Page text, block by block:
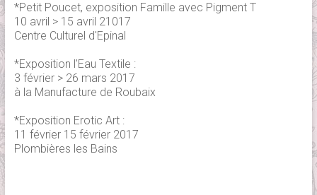
*Petit Poucet, exposition Famille avec Pigment T
10 avril > 15 avril 21017
Centre Culturel d'Epinal
*Exposition l'Eau Textile :
3 février > 26 mars 2017
à la Manufacture de Roubaix
*Exposition Erotic Art :
11 février 15 février 2017
Plombières les Bains